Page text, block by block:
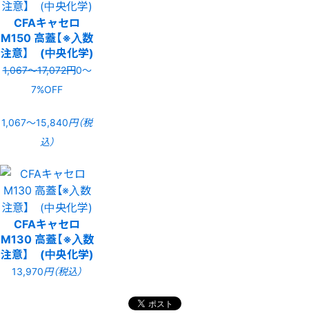
CFAキャセロ
M150 高蓋【※入数
注意】 (中央化学)
1,067〜17,072円0〜
7%OFF
1,067〜15,840円（税
込）
CFAキャセロ
M130 高蓋【※入数
注意】 (中央化学)
13,970円（税込）